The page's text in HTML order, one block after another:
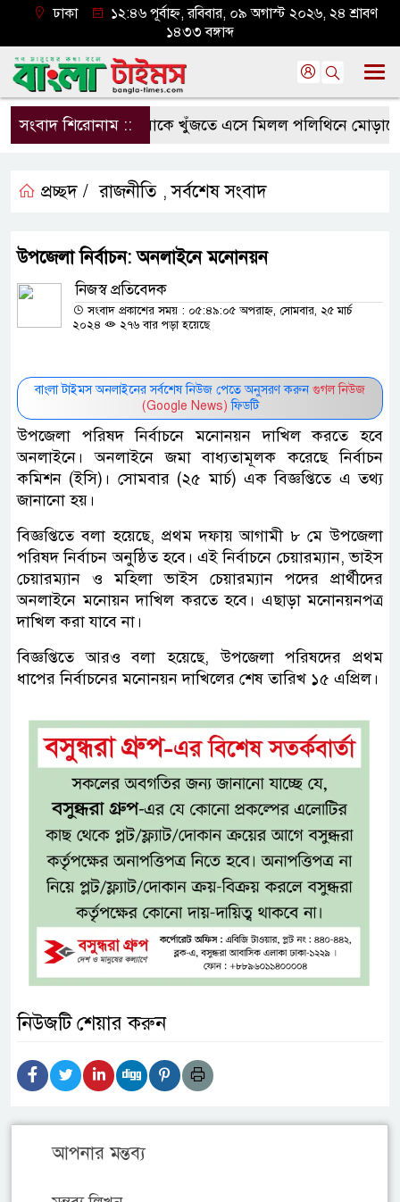
ঢাকা
১২:৪৬ পূর্বাহ্ন, রবিবার, ০৯ অগাস্ট ২০২৬, ২৪ শ্রাবণ
১৪৩৩ বঙ্গাব্দ
সংবাদ শিরোনাম ::মাকে খুঁজতে এসে মিলল পলিথিনে মোড়ানো
প্রচ্ছদ / রাজনীতি ,সর্বশেষ সংবাদ
উপজেলা নির্বাচন: অনলাইনে মনোনয়ন
নিজস্ব প্রতিবেদক
সংবাদ প্রকাশের সময় : ০৫:৪৯:০৫ অপরাহ্ন, সোমবার, ২৫ মার্চ
২০২৪
২৭৬ বার পড়া হয়েছে
বাংলা টাইমস অনলাইনের সর্বশেষ নিউজ পেতে অনুসরণ করুন গুগল নিউজ
(Google News) ফিডটি
উপজেলা পরিষদ নির্বাচনে মনোনয়ন দাখিল করতে হবে
অনলাইনে। অনলাইনে জমা বাধ্যতামূলক করেছে নির্বাচন
কমিশন (ইসি)। সোমবার (২৫ মার্চ) এক বিজ্ঞপ্তিতে এ তথ্য
জানানো হয়।
বিজ্ঞপ্তিতে বলা হয়েছে, প্রথম দফায় আগামী ৮ মে উপজেলা
পরিষদ নির্বাচন অনুষ্ঠিত হবে। এই নির্বাচনে চেয়ারম্যান, ভাইস
চেয়ারম্যান ও মহিলা ভাইস চেয়ারম্যান পদের প্রার্থীদের
অনলাইনে মনোয়ন দাখিল করতে হবে। এছাড়া মনোনয়নপত্র
দাখিল করা যাবে না।
বিজ্ঞপ্তিতে আরও বলা হয়েছে, উপজেলা পরিষদের প্রথম
ধাপের নির্বাচনের মনোনয়ন দাখিলের শেষ তারিখ ১৫ এপ্রিল।
নিউজটি শেয়ার করুন
আপনার মন্তব্য